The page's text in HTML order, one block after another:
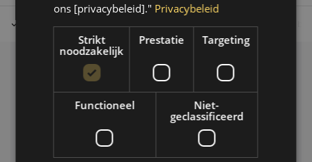
Tot 30 dagen retour sturen. Op werkdagen voor 14.00 uur
Klantenservice
Veelgestelde vragen
06-39119169
info@autoklusser.nl
ons [privacybeleid]." Privacybeleid
Strikt
noodzakelijk
Prestatie Targeting
Functioneel
Niet-
geclassificeerd